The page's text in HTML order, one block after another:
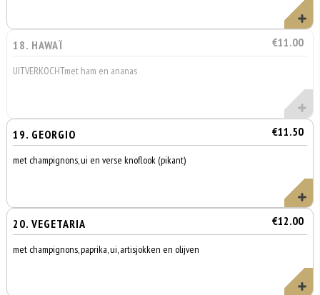
18. HAWAÏ €11.00
UITVERKOCHTmet ham en ananas
19. GEORGIO €11.50
met champignons, ui en verse knoflook (pikant)
20. VEGETARIA €12.00
met champignons, paprika, ui, artisjokken en olijven